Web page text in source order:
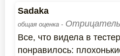
Sadaka
общая оценка -
Все, что видела в
понравилось: